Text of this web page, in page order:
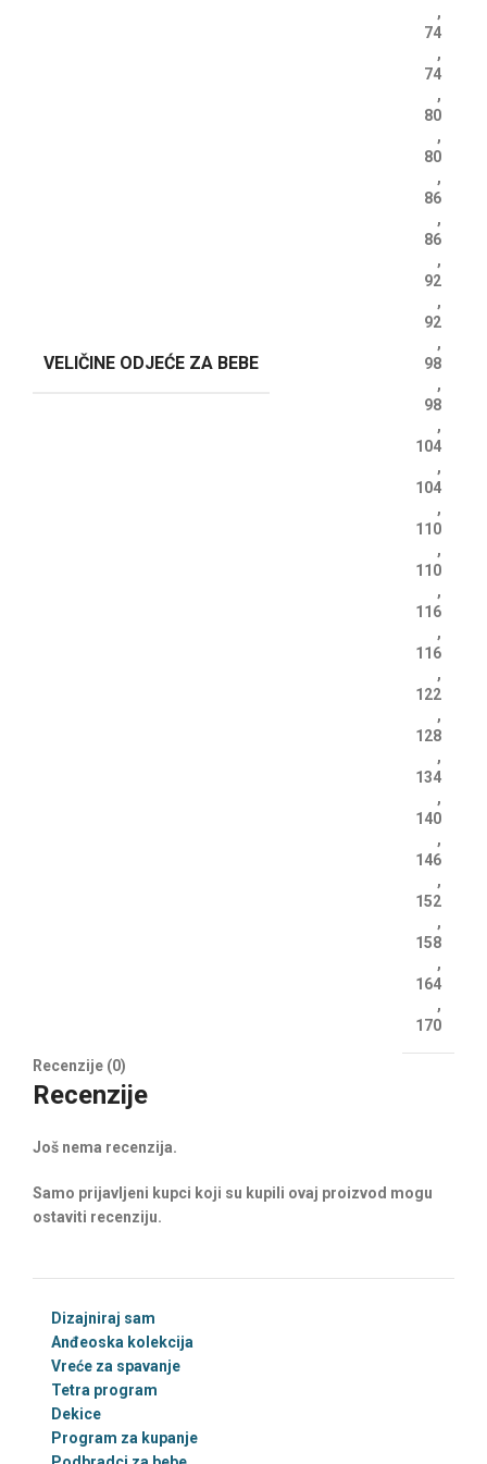
VELIČINE ODJEĆE ZA BEBE
,
74
,
74
,
80
,
80
,
86
,
86
,
92
,
92
,
98
,
98
,
104
,
104
,
110
,
110
,
116
,
116
,
122
,
128
,
134
,
140
,
146
,
152
,
158
,
164
,
170
Recenzije (0)
Recenzije
Još nema recenzija.
Samo prijavljeni kupci koji su kupili ovaj proizvod mogu
ostaviti recenziju.
Dizajniraj sam
Anđeoska kolekcija
Vreće za spavanje
Tetra program
Dekice
Program za kupanje